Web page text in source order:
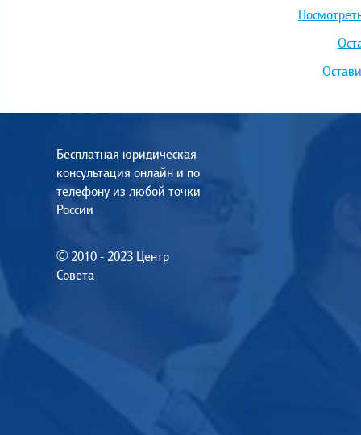
Бесплатная юридическая
консультация онлайн и по
телефону из любой точки
России
© 2010 - 2023 Центр
Совета